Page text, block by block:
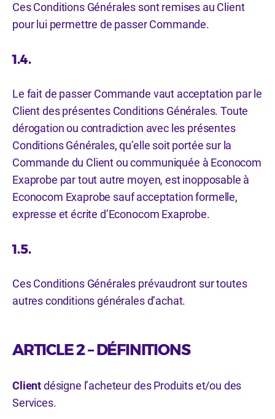
Ces Conditions Générales sont remises au Client
pour lui permettre de passer Commande.
1.4.
Le fait de passer Commande vaut acceptation par le
Client des présentes Conditions Générales. Toute
dérogation ou contradiction avec les présentes
Conditions Générales, qu’elle soit portée sur la
Commande du Client ou communiquée à Econocom
Exaprobe par tout autre moyen, est inopposable à
Econocom Exaprobe sauf acceptation formelle,
expresse et écrite d’Econocom Exaprobe.
1.5.
Ces Conditions Générales prévaudront sur toutes
autres conditions générales d’achat.
ARTICLE 2 – DÉFINITIONS
Clientdésigne l’acheteur des Produits et/ou des
Services.